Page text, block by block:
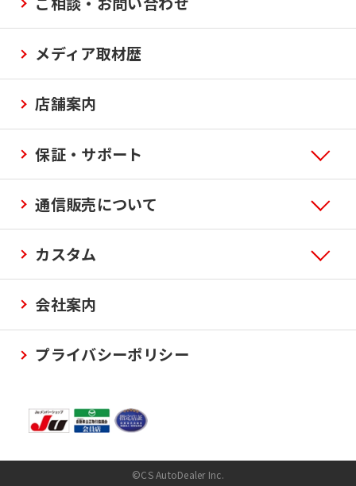
メディア取材歴
店舗案内
保証・サポート
通信販売について
カスタム
会社案内
プライバシーポリシー
©CS AutoDealer Inc.